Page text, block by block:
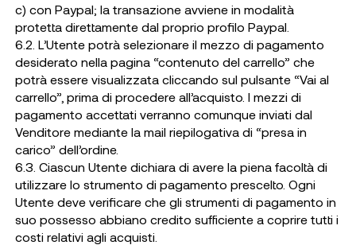
c) con Paypal; la transazione avviene in modalità
protetta direttamente dal proprio profilo Paypal.
6.2. L’Utente potrà selezionare il mezzo di pagamento
desiderato nella pagina “contenuto del carrello” che
potrà essere visualizzata cliccando sul pulsante “Vai al
carrello”, prima di procedere all’acquisto. I mezzi di
pagamento accettati verranno comunque inviati dal
Venditore mediante la mail riepilogativa di “presa in
carico” dell’ordine.
6.3. Ciascun Utente dichiara di avere la piena facoltà di
utilizzare lo strumento di pagamento prescelto. Ogni
Utente deve verificare che gli strumenti di pagamento in
suo possesso abbiano credito sufficiente a coprire tutti i
costi relativi agli acquisti.